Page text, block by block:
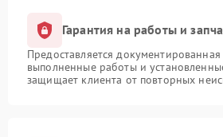
Гарантия на работы и
Предоставляется
выполненные работы и
защищает клиента от повторных